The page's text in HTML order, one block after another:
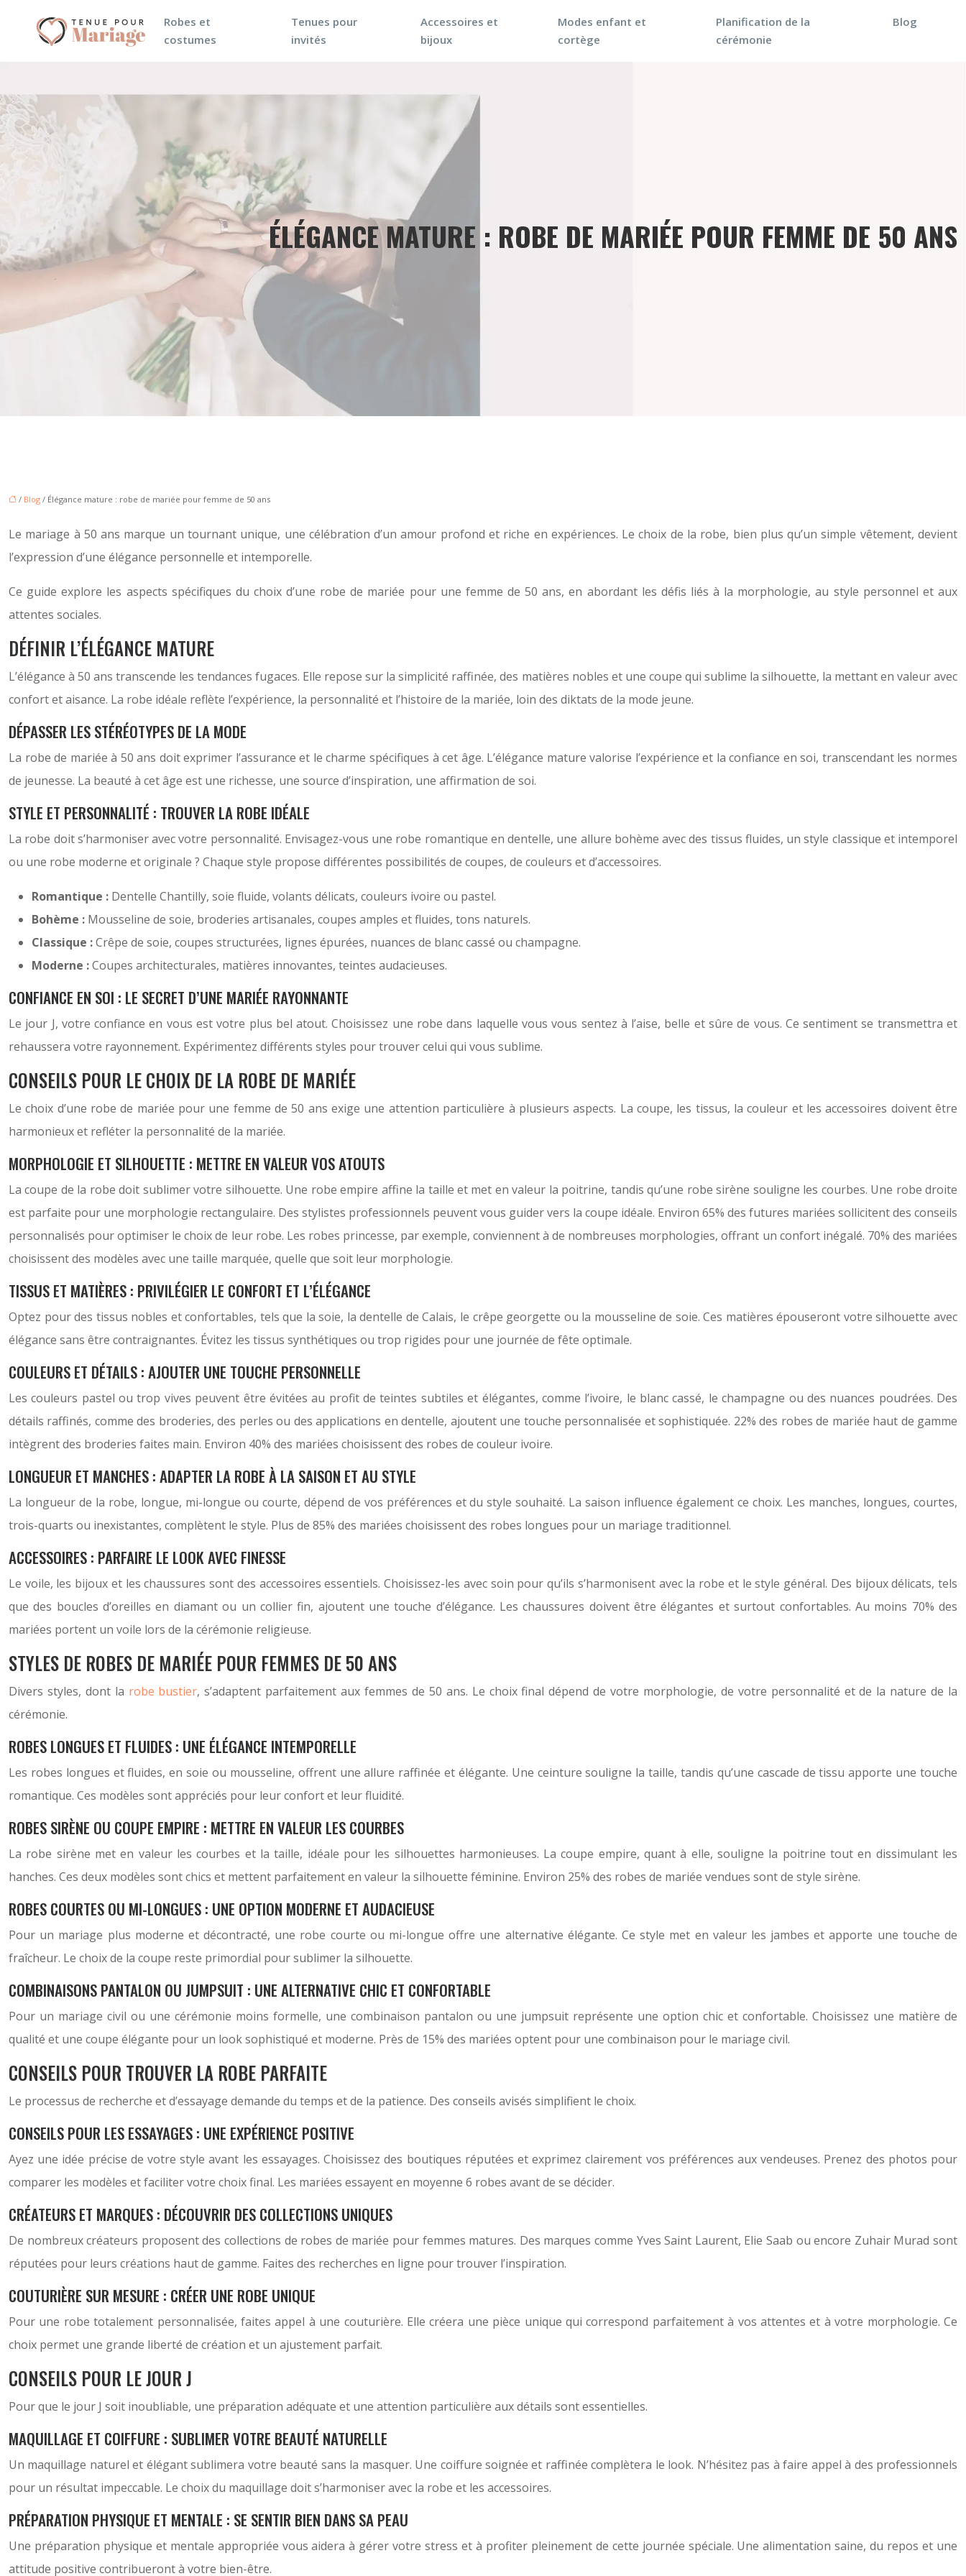
Robes et
costumes
Tenues pour
invités
Accessoires et
bijoux
Modes enfant et
cortège
Planification de la
cérémonie
Blog
ÉLÉGANCE MATURE : ROBE DE MARIÉE POUR FEMME DE 50 ANS
/ Blog / Élégance mature : robe de mariée pour femme de 50 ans
Le mariage à 50 ans marque un tournant unique, une célébration d’un amour profond et riche en expériences. Le choix de la robe, bien plus qu’un simple vêtement, devient
l’expression d’une élégance personnelle et intemporelle.
Ce guide explore les aspects spécifiques du choix d’une robe de mariée pour une femme de 50 ans, en abordant les défis liés à la morphologie, au style personnel et aux
attentes sociales.
DÉFINIR L’ÉLÉGANCE MATURE
L’élégance à 50 ans transcende les tendances fugaces. Elle repose sur la simplicité raffinée, des matières nobles et une coupe qui sublime la silhouette, la mettant en valeur avec
confort et aisance. La robe idéale reflète l’expérience, la personnalité et l’histoire de la mariée, loin des diktats de la mode jeune.
DÉPASSER LES STÉRÉOTYPES DE LA MODE
La robe de mariée à 50 ans doit exprimer l’assurance et le charme spécifiques à cet âge. L’élégance mature valorise l’expérience et la confiance en soi, transcendant les normes
de jeunesse. La beauté à cet âge est une richesse, une source d’inspiration, une affirmation de soi.
STYLE ET PERSONNALITÉ : TROUVER LA ROBE IDÉALE
La robe doit s’harmoniser avec votre personnalité. Envisagez-vous une robe romantique en dentelle, une allure bohème avec des tissus fluides, un style classique et intemporel
ou une robe moderne et originale ? Chaque style propose différentes possibilités de coupes, de couleurs et d’accessoires.
Romantique : Dentelle Chantilly, soie fluide, volants délicats, couleurs ivoire ou pastel.
Bohème : Mousseline de soie, broderies artisanales, coupes amples et fluides, tons naturels.
Classique :Crêpe de soie, coupes structurées, lignes épurées, nuances de blanc cassé ou champagne.
Moderne :Coupes architecturales, matières innovantes, teintes audacieuses.
CONFIANCE EN SOI : LE SECRET D’UNE MARIÉE RAYONNANTE
Le jour J, votre confiance en vous est votre plus bel atout. Choisissez une robe dans laquelle vous vous sentez à l’aise, belle et sûre de vous. Ce sentiment se transmettra et
rehaussera votre rayonnement. Expérimentez différents styles pour trouver celui qui vous sublime.
CONSEILS POUR LE CHOIX DE LA ROBE DE MARIÉE
Le choix d’une robe de mariée pour une femme de 50 ans exige une attention particulière à plusieurs aspects. La coupe, les tissus, la couleur et les accessoires doivent être
harmonieux et refléter la personnalité de la mariée.
MORPHOLOGIE ET SILHOUETTE : METTRE EN VALEUR VOS ATOUTS
La coupe de la robe doit sublimer votre silhouette. Une robe empire affine la taille et met en valeur la poitrine, tandis qu’une robe sirène souligne les courbes. Une robe droite
est parfaite pour une morphologie rectangulaire. Des stylistes professionnels peuvent vous guider vers la coupe idéale. Environ 65% des futures mariées sollicitent des conseils
personnalisés pour optimiser le choix de leur robe. Les robes princesse, par exemple, conviennent à de nombreuses morphologies, offrant un confort inégalé. 70% des mariées
choisissent des modèles avec une taille marquée, quelle que soit leur morphologie.
TISSUS ET MATIÈRES : PRIVILÉGIER LE CONFORT ET L’ÉLÉGANCE
Optez pour des tissus nobles et confortables, tels que la soie, la dentelle de Calais, le crêpe georgette ou la mousseline de soie. Ces matières épouseront votre silhouette avec
élégance sans être contraignantes. Évitez les tissus synthétiques ou trop rigides pour une journée de fête optimale.
COULEURS ET DÉTAILS : AJOUTER UNE TOUCHE PERSONNELLE
Les couleurs pastel ou trop vives peuvent être évitées au profit de teintes subtiles et élégantes, comme l’ivoire, le blanc cassé, le champagne ou des nuances poudrées. Des
détails raffinés, comme des broderies, des perles ou des applications en dentelle, ajoutent une touche personnalisée et sophistiquée. 22% des robes de mariée haut de gamme
intègrent des broderies faites main. Environ 40% des mariées choisissent des robes de couleur ivoire.
LONGUEUR ET MANCHES : ADAPTER LA ROBE À LA SAISON ET AU STYLE
La longueur de la robe, longue, mi-longue ou courte, dépend de vos préférences et du style souhaité. La saison influence également ce choix. Les manches, longues, courtes,
trois-quarts ou inexistantes, complètent le style. Plus de 85% des mariées choisissent des robes longues pour un mariage traditionnel.
ACCESSOIRES : PARFAIRE LE LOOK AVEC FINESSE
Le voile, les bijoux et les chaussures sont des accessoires essentiels. Choisissez-les avec soin pour qu’ils s’harmonisent avec la robe et le style général. Des bijoux délicats, tels
que des boucles d’oreilles en diamant ou un collier fin, ajoutent une touche d’élégance. Les chaussures doivent être élégantes et surtout confortables. Au moins 70% des
mariées portent un voile lors de la cérémonie religieuse.
STYLES DE ROBES DE MARIÉE POUR FEMMES DE 50 ANS
Divers styles, dont la robe bustier, s’adaptent parfaitement aux femmes de 50 ans. Le choix final dépend de votre morphologie, de votre personnalité et de la nature de la
cérémonie.
ROBES LONGUES ET FLUIDES : UNE ÉLÉGANCE INTEMPORELLE
Les robes longues et fluides, en soie ou mousseline, offrent une allure raffinée et élégante. Une ceinture souligne la taille, tandis qu’une cascade de tissu apporte une touche
romantique. Ces modèles sont appréciés pour leur confort et leur fluidité.
ROBES SIRÈNE OU COUPE EMPIRE : METTRE EN VALEUR LES COURBES
La robe sirène met en valeur les courbes et la taille, idéale pour les silhouettes harmonieuses. La coupe empire, quant à elle, souligne la poitrine tout en dissimulant les
hanches. Ces deux modèles sont chics et mettent parfaitement en valeur la silhouette féminine. Environ 25% des robes de mariée vendues sont de style sirène.
ROBES COURTES OU MI-LONGUES : UNE OPTION MODERNE ET AUDACIEUSE
Pour un mariage plus moderne et décontracté, une robe courte ou mi-longue offre une alternative élégante. Ce style met en valeur les jambes et apporte une touche de
fraîcheur. Le choix de la coupe reste primordial pour sublimer la silhouette.
COMBINAISONS PANTALON OU JUMPSUIT : UNE ALTERNATIVE CHIC ET CONFORTABLE
Pour un mariage civil ou une cérémonie moins formelle, une combinaison pantalon ou une jumpsuit représente une option chic et confortable. Choisissez une matière de
qualité et une coupe élégante pour un look sophistiqué et moderne. Près de 15% des mariées optent pour une combinaison pour le mariage civil.
CONSEILS POUR TROUVER LA ROBE PARFAITE
Le processus de recherche et d’essayage demande du temps et de la patience. Des conseils avisés simplifient le choix.
CONSEILS POUR LES ESSAYAGES : UNE EXPÉRIENCE POSITIVE
Ayez une idée précise de votre style avant les essayages. Choisissez des boutiques réputées et exprimez clairement vos préférences aux vendeuses. Prenez des photos pour
comparer les modèles et faciliter votre choix final. Les mariées essayent en moyenne 6 robes avant de se décider.
CRÉATEURS ET MARQUES : DÉCOUVRIR DES COLLECTIONS UNIQUES
De nombreux créateurs proposent des collections de robes de mariée pour femmes matures. Des marques comme Yves Saint Laurent, Elie Saab ou encore Zuhair Murad sont
réputées pour leurs créations haut de gamme. Faites des recherches en ligne pour trouver l’inspiration.
COUTURIÈRE SUR MESURE : CRÉER UNE ROBE UNIQUE
Pour une robe totalement personnalisée, faites appel à une couturière. Elle créera une pièce unique qui correspond parfaitement à vos attentes et à votre morphologie. Ce
choix permet une grande liberté de création et un ajustement parfait.
CONSEILS POUR LE JOUR J
Pour que le jour J soit inoubliable, une préparation adéquate et une attention particulière aux détails sont essentielles.
MAQUILLAGE ET COIFFURE : SUBLIMER VOTRE BEAUTÉ NATURELLE
Un maquillage naturel et élégant sublimera votre beauté sans la masquer. Une coiffure soignée et raffinée complètera le look. N’hésitez pas à faire appel à des professionnels
pour un résultat impeccable. Le choix du maquillage doit s’harmoniser avec la robe et les accessoires.
PRÉPARATION PHYSIQUE ET MENTALE : SE SENTIR BIEN DANS SA PEAU
Une préparation physique et mentale appropriée vous aidera à gérer votre stress et à profiter pleinement de cette journée spéciale. Une alimentation saine, du repos et une
attitude positive contribueront à votre bien-être.